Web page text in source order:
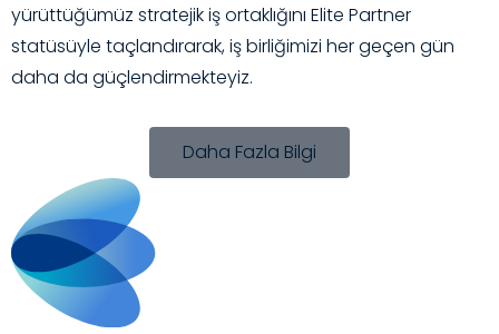
yürüttüğümüz stratejik iş ortaklığını Elite Partner
statüsüyle taçlandırarak, iş birliğimizi her geçen gün
daha da güçlendirmekteyiz.
Daha Fazla Bilgi